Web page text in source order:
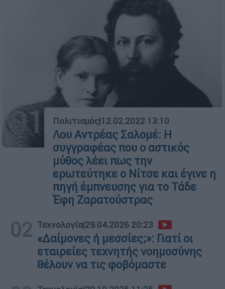
01 Πολιτισμός|12.02.2022 13:10
Λου Αντρέας Σαλομέ: Η
συγγραφέας που ο αστικός
μύθος λέει πως την
ερωτεύτηκε ο Νίτσε και έγινε η
πηγή έμπνευσης για το Τάδε
Έφη Ζαρατούστρας
02 Τεχνολογία|29.04.2026 20:23
«Δαίμονες ή μεσσίες;»: Γιατί οι
εταιρείες τεχνητής νοημοσύνης
θέλουν να τις φοβόμαστε